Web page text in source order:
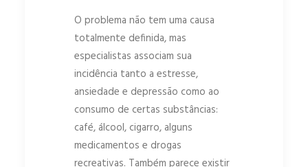
O problema não tem uma causa
totalmente definida, mas
especialistas associam sua
incidência tanto a estresse,
ansiedade e depressão como ao
consumo de certas substâncias:
café, álcool, cigarro, alguns
medicamentos e drogas